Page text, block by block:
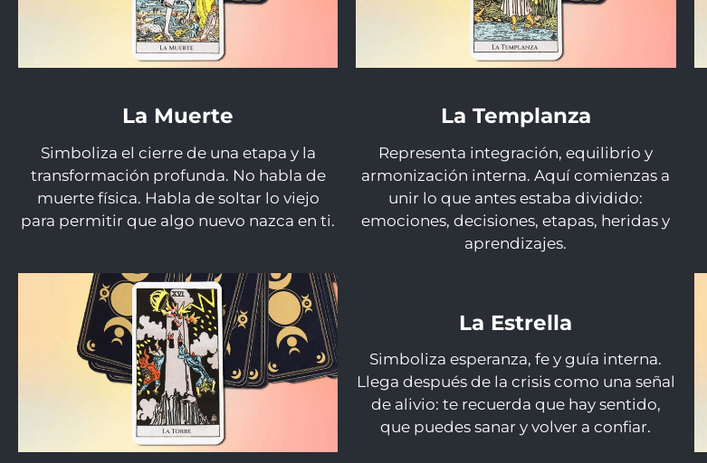
La Muerte
Simboliza el cierre de una etapa y la
transformación profunda. No habla de
muerte física. Habla de soltar lo viejo
para permitir que algo nuevo nazca en ti.
La Templanza
Representa integración, equilibrio y
armonización interna. Aquí comienzas a
unir lo que antes estaba dividido:
emociones, decisiones, etapas, heridas y
aprendizajes.
La Estrella
Simboliza esperanza, fe y guía interna.
Llega después de la crisis como una señal
de alivio: te recuerda que hay sentido,
que puedes sanar y volver a confiar.